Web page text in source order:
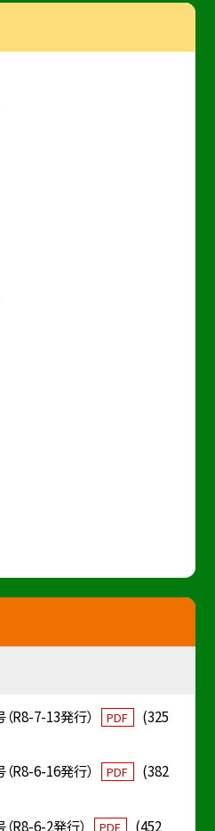
R8-7-13発行） PDF
(325
R8-6-16発行）
PDF
(382
R8-6-2発行）
PDF (452